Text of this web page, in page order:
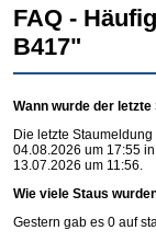
FAQ -
B417"
Wann wurde der
Die letzte
04.08.2026 um 17:55
13.07.2026 um 11:56.
Wie viele Staus
Gestern gab es 0 auf